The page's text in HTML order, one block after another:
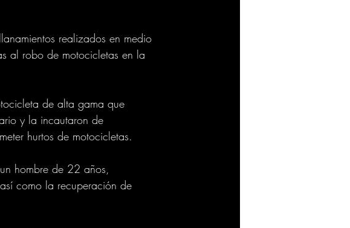
realizados en medio
al robo de motocicletas en la
de alta gama que
y la incautaron de
hurtos de motocicletas.
hombre de 22 años,
como la recuperación de